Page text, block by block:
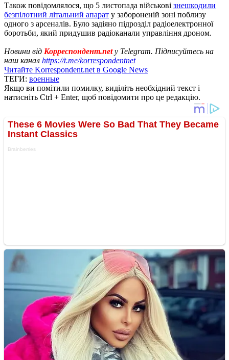
Також повідомлялося, що 5 листопада військові знешкодили
безпілотний літальний апарат у забороненій зоні поблизу
одного з арсеналів. Було задіяно підрозділ радіоелектронної
боротьби, який придушив радіоканали управління дроном.
Новини від Корреспондент.net у Telegram. Підписуйтесь на
наш канал https://t.me/korrespondentnet
Читайте Korrespondent.net в Google News
ТЕГИ: военные
Якщо ви помітили помилку, виділіть необхідний текст і
натисніть Ctrl + Enter, щоб повідомити про це редакцію.